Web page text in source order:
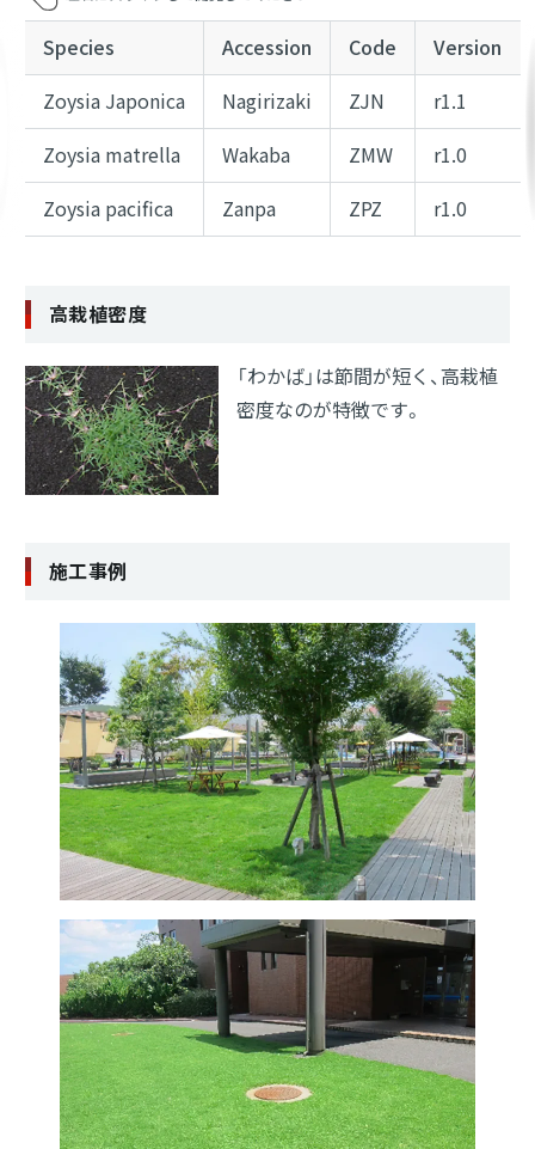
Species Accession Code
Version
Zoysia Japonica
Nagirizaki ZJN
r1.1
Zoysia matrella
Wakaba ZMW
r1.0
Zoysia pacifica
Zanpa ZPZ r1.0
高栽植密度
「わかば」は節間が短く、高栽植
密度なのが特徴です。
施工事例